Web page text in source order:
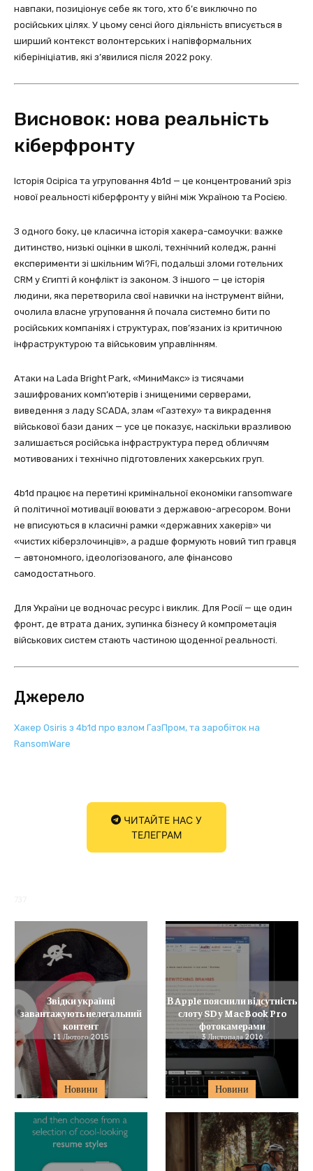
навпаки, позиціонує себе як того, хто б’є виключно по
російських цілях. У цьому сенсі його діяльність вписується в
ширший контекст волонтерських і напівформальних
кіберініціатив, які з’явилися після 2022 року.
Висновок: нова реальність
кіберфронту
Історія Осіріса та угруповання 4b1d — це концентрований зріз
нової реальності кіберфронту у війні між Україною та Росією.
З одного боку, це класична історія хакера-самоучки: важке
дитинство, низькі оцінки в школі, технічний коледж, ранні
експерименти зі шкільним Wi?Fi, подальші зломи готельних
CRM у Єгипті й конфлікт із законом. З іншого — це історія
людини, яка перетворила свої навички на інструмент війни,
очолила власне угруповання й почала системно бити по
російських компаніях і структурах, пов’язаних із критичною
інфраструктурою та військовим управлінням.
Атаки на Lada Bright Park, «МиниМакс» із тисячами
зашифрованих комп’ютерів і знищеними серверами,
виведення з ладу SCADA, злам «Газтеху» та викрадення
військової бази даних — усе це показує, наскільки вразливою
залишається російська інфраструктура перед обличчям
мотивованих і технічно підготовлених хакерських груп.
4b1d працює на перетині кримінальної економіки ransomware
й політичної мотивації воювати з державою-агресором. Вони
не вписуються в класичні рамки «державних хакерів» чи
«чистих кіберзлочинців», а радше формують новий тип гравця
— автономного, ідеологізованого, але фінансово
самодостатнього.
Для України це водночас ресурс і виклик. Для Росії — ще один
фронт, де втрата даних, зупинка бізнесу й компрометація
військових систем стають частиною щоденної реальності.
Джерело
Хакер Osiris з 4b1d про взлом ГазПром, та заробіток на
RansomWare
ЧИТАЙТЕ НАС У
ТЕЛЕГРАМ
Новини
Звідки українці
завантажують нелегальний
контент
11 Лютого 2015
Новини
В Apple пояснили відсутність
слоту SD у MacBook Pro
фотокамерами
3 Листопада 2016